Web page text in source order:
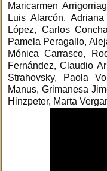
Maricarmen
Luis Alarcón,
López, Carlos
Pamela Peragallo,
Mónica Carrasco,
Fernández, Claudio
Strahovsky, Paola
Manus, Grimanesa
Hinzpeter, Marta